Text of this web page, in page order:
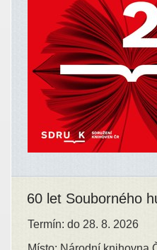
60 let Souborného
Termín: do 28. 8. 2026